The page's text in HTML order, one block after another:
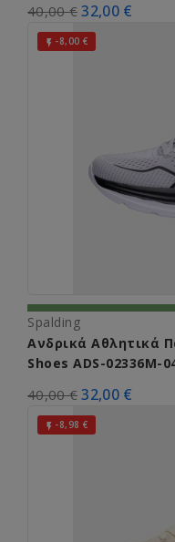
40,00 € 32,00 €
 -8,00 €
Spalding
Ανδρικά Αθλητικά
Shoes ADS-02336M-
40,00 € 32,00 €
 -8,98 €